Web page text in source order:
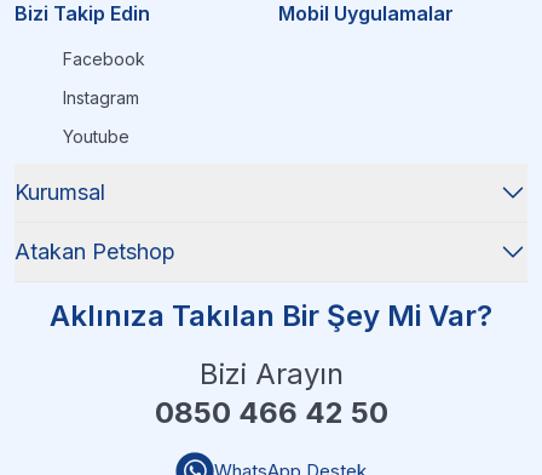
Bizi Takip Edin
Facebook
Instagram
Youtube
Mobil Uygulamalar
Kurumsal
Atakan Petshop
Aklınıza Takılan Bir Şey Mi Var?
Bizi Arayın
0850 466 42 50